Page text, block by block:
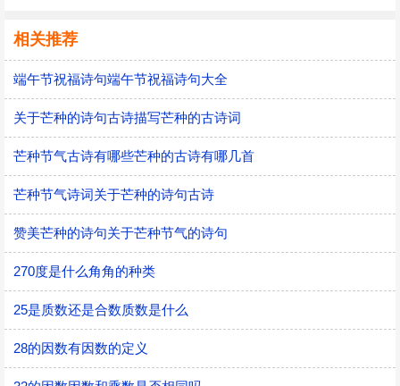
相关推荐
端午节祝福诗句端午节祝福诗句大全
关于芒种的诗句古诗描写芒种的古诗词
芒种节气古诗有哪些芒种的古诗有哪几首
芒种节气诗词关于芒种的诗句古诗
赞美芒种的诗句关于芒种节气的诗句
270度是什么角角的种类
25是质数还是合数质数是什么
28的因数有因数的定义